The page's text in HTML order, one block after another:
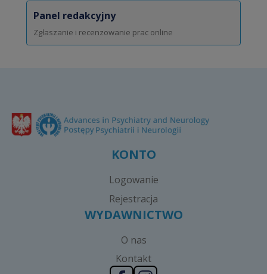
Panel redakcyjny
Zgłaszanie i recenzowanie prac online
KONTO
Logowanie
Rejestracja
WYDAWNICTWO
O nas
Kontakt